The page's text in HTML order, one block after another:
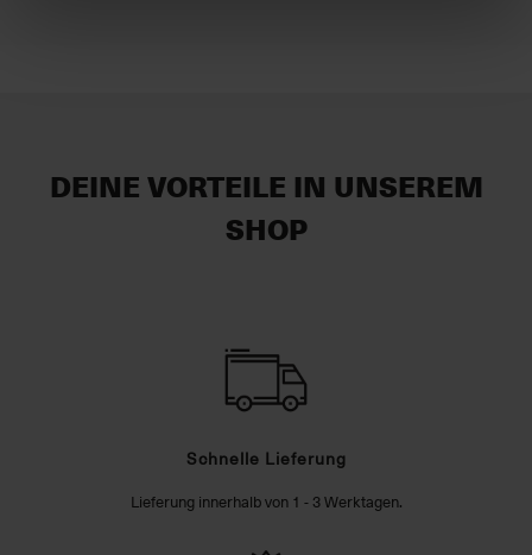
DEINE VORTEILE IN UNSEREM
SHOP
Schnelle Lieferung
Lieferung innerhalb von 1 - 3 Werktagen.